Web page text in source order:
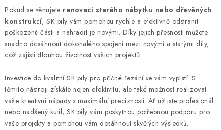
Pokud se věnujete renovaci starého nábytku nebo dřevěných
konstrukcí, SK pily vám pomohou rychle a efektivně odstranit
poškozené části a nahradit je novými. Díky jejich přesnosti můžete
snadno dosáhnout dokonalého spojení mezi novými a starými díly,
což zajistí dlouhou životnost vašich projektů.
Investice do kvalitní SK pily pro příčné řezání se vám vyplatí. S
těmito nástroji získáte nejen efektivitu, ale také možnost realizovat
vaše kreativní nápady s maximální precizností. Ať už jste profesionál
nebo nadšený kutil, SK pily vám poskytnou potřebnou podporu pro
vaše projekty a pomohou vám dosáhnout skvělých výsledků.